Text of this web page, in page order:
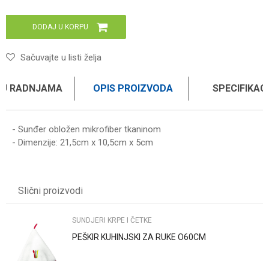
DODAJ U KORPU
Sačuvajte u listi želja
RADNJAMA OPIS PROIZVODA
- Sunđer obložen mikrofiber tkaninom
- Dimenzije: 21,5cm x 10,5cm x 5cm
Slični proizvodi
SUNDJERI KRPE I ČETKE
PEŠKIR KUHINJSKI ZA RUKE O60CM